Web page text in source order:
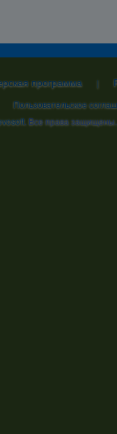
программа |
Пользовательское
. Все права защищены